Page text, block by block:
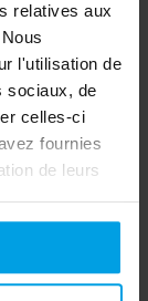
relatives aux
l'utilisation de
sociaux, de
celles-ci
fournies
de leurs
plastique,